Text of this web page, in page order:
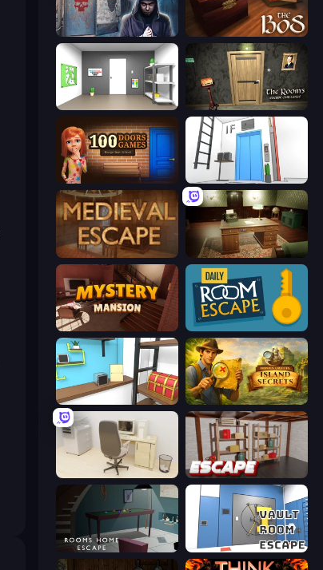
Scary Horror Escape Room The Box of Secrets
Paint Room Escape The Rooms: Escape Challenge
100 Doors Elevator Room Escape
Medieval Escape Vintage Escape
Daily Room Escape
Game Cafe Escape Hidden Objects: Island Secrets
House Escape: Office Kitchen Escape
Rooms Home Escape Vault Room Escape